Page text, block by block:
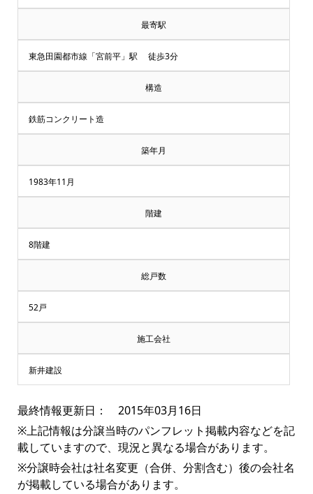
最寄駅
東急田園都市線「宮前平」駅 徒歩3分
構造
鉄筋コンクリート造
築年月
1983年11月
階建
8階建
総戸数
52戸
施工会社
新井建設
最終情報更新日： 2015年03月16日
※上記情報は分譲当時のパンフレット掲載内容などを記
載していますので、現況と異なる場合があります。
※分譲時会社は社名変更（合併、分割含む）後の会社名
が掲載している場合があります。